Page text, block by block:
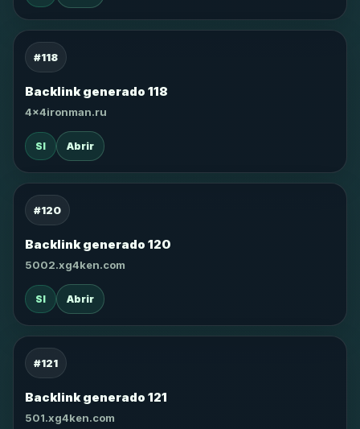
#118
Backlink generado 118
4x4ironman.ru
SI Abrir
#120
Backlink generado 120
5002.xg4ken.com
SI Abrir
#121
Backlink generado 121
501.xg4ken.com